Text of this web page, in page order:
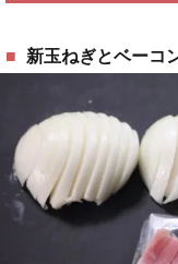
新玉ねぎとベーコ